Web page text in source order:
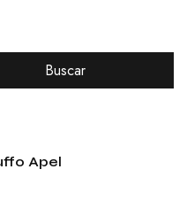
Buscar
Apel